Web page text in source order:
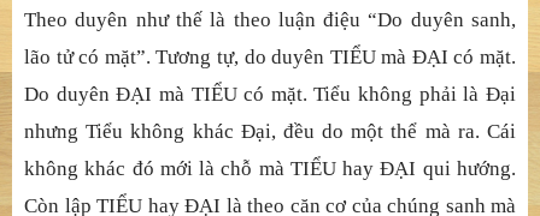
Theo duyên như thế là theo luận điệu “Do duyên sanh,
lão tử có mặt”. Tương tự, do duyên TIỂU mà ĐẠI có mặt.
Do duyên ĐẠI mà TIỂU có mặt. Tiểu không phải là Đại
nhưng Tiểu không khác Đại, đều do một thể mà ra. Cái
không khác đó mới là chỗ mà TIỂU hay ĐẠI qui hướng.
Còn lập TIỂU hay ĐẠI là theo căn cơ của chúng sanh mà